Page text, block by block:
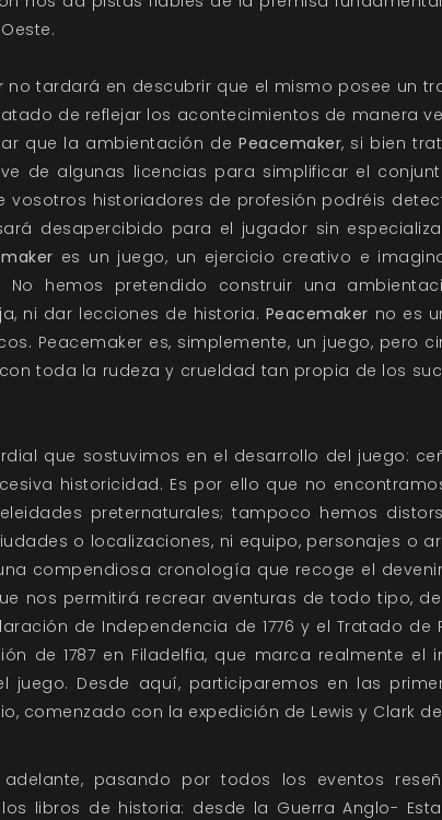
no tardará en descubrir que el mismo posee un
de reflejar los acontecimientos de manera
que la ambientación dePeacemaker, si bien
de algunas licencias para simplificar el
vosotros historiadores de profesión podréis
desapercibido para el jugador sin
es un juego, un ejercicio creativo e
No hemos pretendido construir una
ni dar lecciones de historia. Peacemaker no es
Peacemaker es, simplemente, un juego, pero
toda la rudeza y crueldad tan propia de los
que sostuvimos en el desarrollo del juego:
historicidad. Es por ello que no
preternaturales; tampoco hemos
o localizaciones, ni equipo, personajes o
compendiosa cronología que recoge el
nos permitirá recrear aventuras de todo tipo,
de Independencia de 1776 y el Tratado de
de 1787 en Filadelfia, que marca realmente el
juego. Desde aquí, participaremos en las
comenzado con la expedición de Lewis y Clark
pasando por todos los eventos
libros de historia: desde la Guerra Anglo-